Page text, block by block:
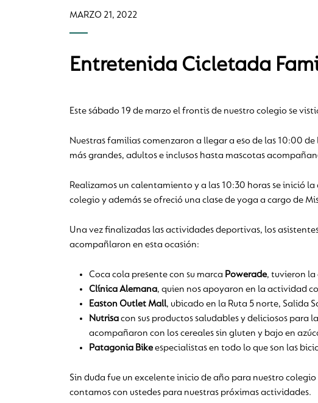
MARZO 21, 2022
Entretenida Cicletada
Este sábado 19 de marzo el frontis de nuestro colegio se
Nuestras familias comenzaron a llegar a eso de las 10:00
más grandes, adultos e inclusos hasta mascotas
Realizamos un calentamiento y a las 10:30 horas se inició
colegio y además se ofreció una clase de yoga a cargo de
Una vez finalizadas las actividades deportivas, los
acompañlaron en esta ocasión:
Coca cola presente con su marca Powerade, tuvieron la
Clínica Alemana, quien nos apoyaron en la actividad
Easton Outlet Mall, ubicado en la Ruta 5 norte, Salida
Nutrisacon sus productos saludables y deliciosos para
acompañaron con los cereales sin gluten y bajo en
Patagonia Bikeespecialistas en todo lo que son las
Sin duda fue un excelente inicio de año para nuestro
contamos con ustedes para nuestras próximas actividades.